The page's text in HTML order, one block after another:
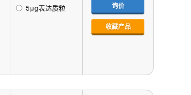
5μg表达质粒 询价
收藏产品